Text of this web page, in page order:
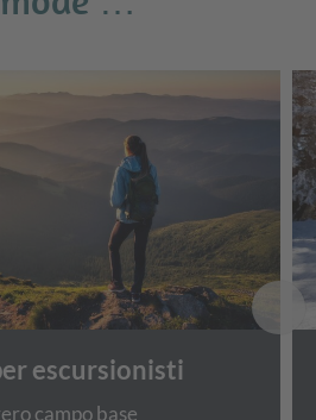
escursionisti
campo base